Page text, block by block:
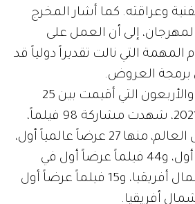
وعراقته. كما أشار المخرج
إلى أن العمل على
المهمة التي نالت تقديراً دولياً قد
برمجة العروض.
وكانت الدورة الثالثة والأربعون التي أقيمت بين 25
نوفمبر و6 ديسمبر 2021، شهدت مشاركة 98 فيلماً،
ممثلة لـ63 دولة حول العالم، منها 27 عرضاً عالمياً أول،
و7 أفلام عرضاً دولياً أول، و44 فيلماً عرضاً أول في
الشرق الأوسط وشمال أفريقيا، و15 فيلماً عرضاً أول
أفريقيا.